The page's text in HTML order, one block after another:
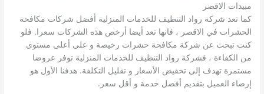
مبيدات الاقصر
كما تعد شركة رواد التنظيف للخدمات المنزلية أفضل شركات مكافحة
الحشرات في الاقصر ، فانها تعد أيضا أرخص هذه الشركات سعرا. فلو
كنت تبحث عن شركة مكافحة حشرات رخيصة و على أعلى مستوى
من الكفاءة ، فشركة رواد التنظيف للخدمات المنزلية توفر عروضا
مستمرة تهدف إلى تخفيض الأسعار و تقليل التكلفة. هدفنا الأول هو
إرضاء العميل بتقديم أفضل خدمة و أقل سعر.